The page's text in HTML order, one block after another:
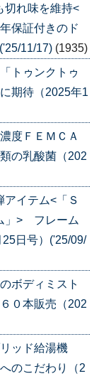
切れ味を維持<
保証付きのド
11/17) (1935)
トゥンクトゥ
期待（2025年1
度ＦＥＭＣＡ
の乳酸菌（202
イテム<「Ｓ
」> フレーム
日号）('25/09/
ボディミスト
０本販売（202
ッド給湯機
のこだわり（2